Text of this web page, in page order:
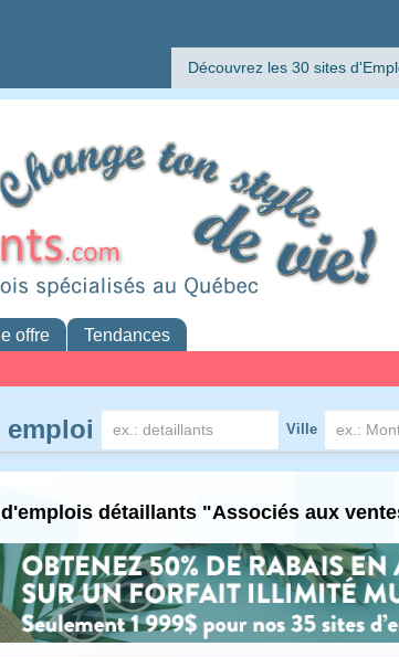
Découvrez les 30 sites
offre Tendances
emploi Ville
détaillants "Associés aux